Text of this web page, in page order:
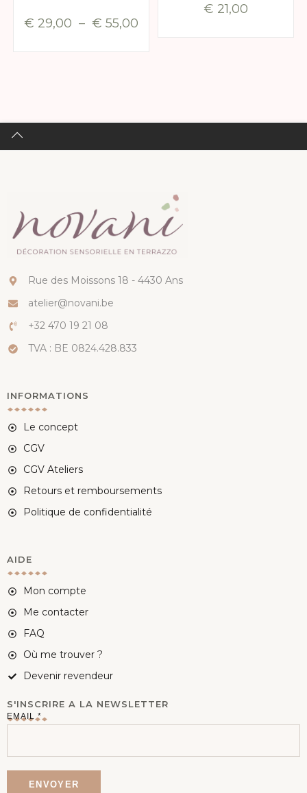
€ 29,00 – € 55,00
€ 21,00
Rue des Moissons 18 - 4430 Ans
atelier@novani.be
+32 470 19 21 08
TVA : BE 0824.428.833
INFORMATIONS
Le concept
CGV
CGV Ateliers
Retours et remboursements
Politique de confidentialité
AIDE
Mon compte
Me contacter
FAQ
Où me trouver ?
Devenir revendeur
S'INSCRIRE A LA NEWSLETTER
E
EMAIL*
ENVOYER